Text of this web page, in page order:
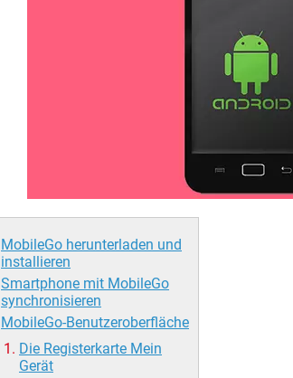
MobileGo herunterladen und
installieren
Smartphone mit MobileGo
synchronisieren
MobileGo-Benutzeroberfläche
Die Registerkarte Mein
Gerät